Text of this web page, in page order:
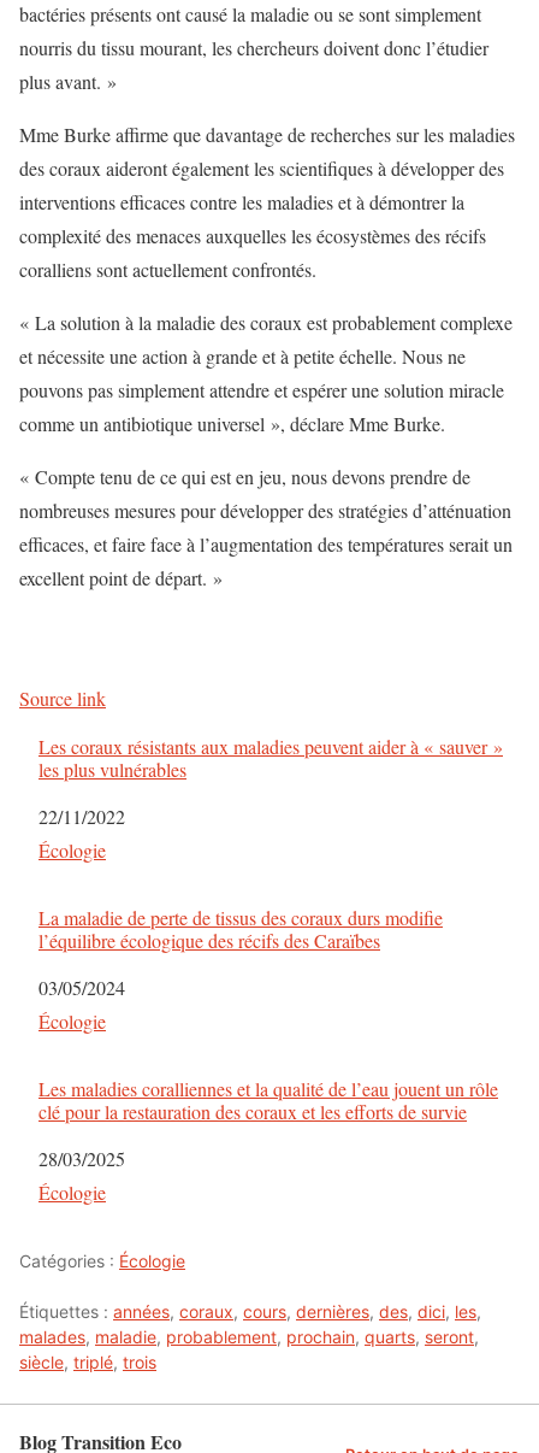
bactéries présents ont causé la maladie ou se sont simplement
nourris du tissu mourant, les chercheurs doivent donc l’étudier
plus avant. »
Mme Burke affirme que davantage de recherches sur les maladies
des coraux aideront également les scientifiques à développer des
interventions efficaces contre les maladies et à démontrer la
complexité des menaces auxquelles les écosystèmes des récifs
coralliens sont actuellement confrontés.
« La solution à la maladie des coraux est probablement complexe
et nécessite une action à grande et à petite échelle. Nous ne
pouvons pas simplement attendre et espérer une solution miracle
comme un antibiotique universel », déclare Mme Burke.
« Compte tenu de ce qui est en jeu, nous devons prendre de
nombreuses mesures pour développer des stratégies d’atténuation
efficaces, et faire face à l’augmentation des températures serait un
excellent point de départ. »
Source link
Les coraux résistants aux maladies peuvent aider à « sauver »
les plus vulnérables
Date
22/11/2022
Par rapport à
Écologie
La maladie de perte de tissus des coraux durs modifie
l’équilibre écologique des récifs des Caraïbes
Date
03/05/2024
Par rapport à
Écologie
Les maladies coralliennes et la qualité de l’eau jouent un rôle
clé pour la restauration des coraux et les efforts de survie
Date
28/03/2025
Par rapport à
Écologie
Catégories : Écologie
Étiquettes : années, coraux, cours, dernières, des, dici, les,
malades, maladie, probablement, prochain, quarts, seront,
siècle, triplé, trois
Blog Transition Eco